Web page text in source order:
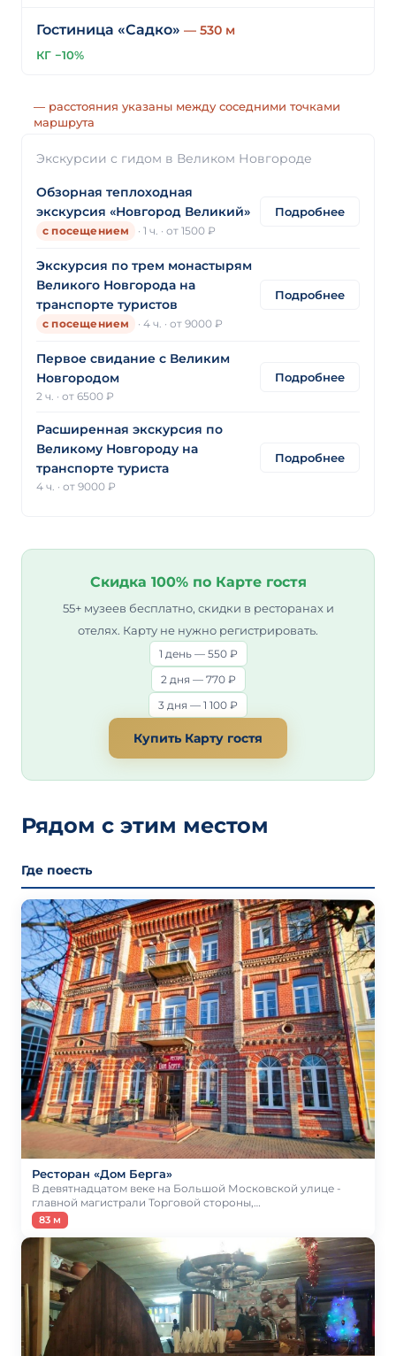
Гостиница «Садко» — 530 м
КГ −10%
— расстояния указаны между соседними точками
маршрута
Экскурсии с гидом в Великом Новгороде
Обзорная теплоходная
экскурсия «Новгород Великий»
с посещением ·1 ч. ·от 1500 ₽
Подробнее
Экскурсия по трем монастырям
Великого Новгорода на
транспорте туристов
с посещением ·4 ч. ·от 9000 ₽
Подробнее
Первое свидание с Великим
Новгородом
2 ч. · от 6500 ₽
Подробнее
Расширенная экскурсия по
Великому Новгороду на
транспорте туриста
4 ч. · от 9000 ₽
Подробнее
Скидка 100% по Карте гостя
55+ музеев бесплатно, скидки в ресторанах и
отелях. Карту не нужно регистрировать.
1 день — 550 ₽
2 дня — 770 ₽
3 дня — 1 100 ₽
Купить Карту гостя
Рядом с этим местом
Где поесть
Ресторан «Дом Берга»
В девятнадцатом веке на Большой Московской улице -
главной магистрали Торговой стороны,…
83 м